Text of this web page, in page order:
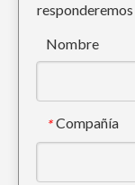
Nombre
* Compañía